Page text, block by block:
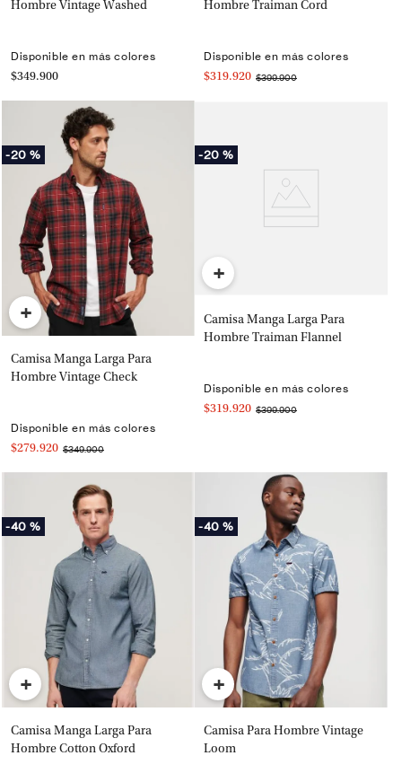
Hombre Vintage Washed
Disponible en más colores
$349.900
Hombre Traiman Cord
Disponible en más colores
$319.920 $399.900
-20 %
+
Camisa Manga Larga Para
Hombre Vintage Check
Disponible en más colores
$279.920 $349.900
-20 %
+
Camisa Manga Larga Para
Hombre Traiman Flannel
Disponible en más colores
$319.920 $399.900
-40 %
+
Camisa Manga Larga Para
Hombre Cotton Oxford
-40 %
+
Camisa Para Hombre Vintage
Loom